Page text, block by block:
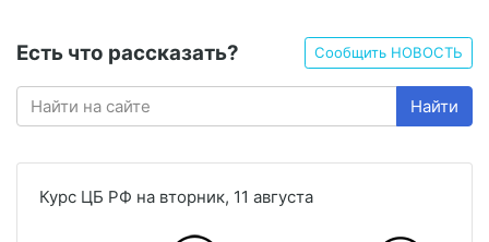
Есть что рассказать? Сообщить НОВОСТЬ
Найти
Курс ЦБ РФ на вторник, 11 августа